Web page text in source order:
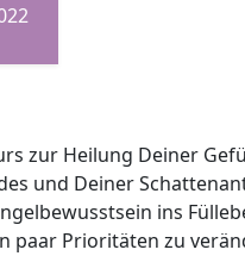
zur Heilung Deiner
und Deiner
ins
paar Prioritäten zu